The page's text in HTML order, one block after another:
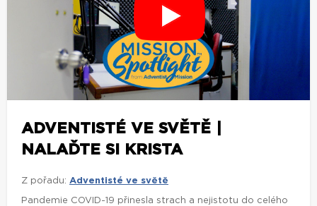
ADVENTISTÉ VE SVĚTĚ |
NALAĎTE SI KRISTA
Z pořadu: Adventisté ve světě
Pandemie COVID-19 přinesla strach a nejistotu do celého